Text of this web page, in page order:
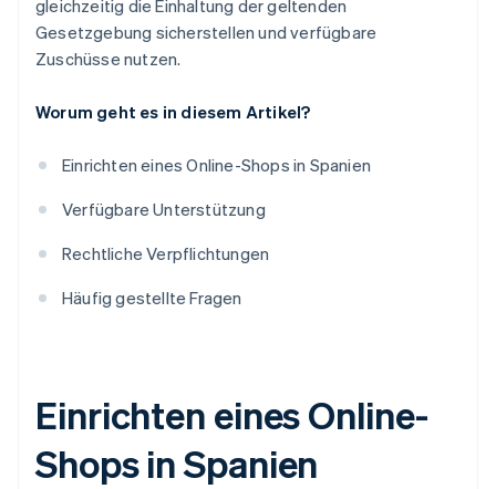
gleichzeitig die Einhaltung der geltenden
Gesetzgebung sicherstellen und verfügbare
Zuschüsse nutzen.
Worum geht es in diesem Artikel?
Einrichten eines Online-Shops in Spanien
Verfügbare Unterstützung
Rechtliche Verpflichtungen
Häufig gestellte Fragen
Einrichten eines Online-
Shops in Spanien